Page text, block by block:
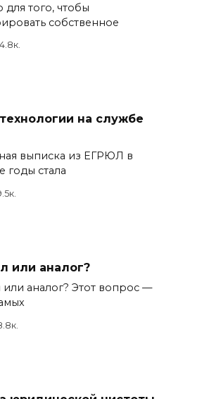
того, чтобы
собственное
на службе
выписка из ЕГРЮЛ в
годы стала
или аналог?
аналог? Этот вопрос —